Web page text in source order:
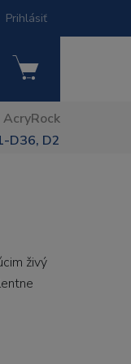
Prihlásiť
AcryRock
D36, D2
živý